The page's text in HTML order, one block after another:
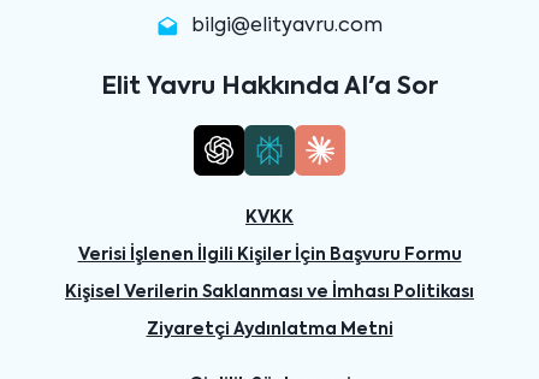
bilgi@elityavru.com
Elit Yavru Hakkında AI'a Sor
KVKK
Verisi İşlenen İlgili Kişiler İçin Başvuru Formu
Kişisel Verilerin Saklanması ve İmhası Politikası
Ziyaretçi Aydınlatma Metni